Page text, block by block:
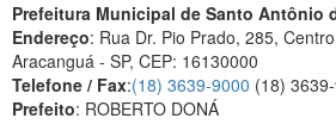
Prefeitura Municipal de Santo Antônio
Endereço: Rua Dr. Pio Prado, 285,
Aracanguá - SP, CEP: 16130000
Telefone / Fax:(18) 3639-9000 (18)
Prefeito: ROBERTO DONÁ